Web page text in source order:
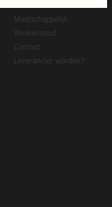
Over Kitcentrum.nl
Maatschappelijk
Winkelmand
Contact
Leverancier worden?